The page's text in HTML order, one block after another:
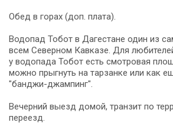
Обед в горах (доп. плата).
Водопад Тобот в Дагестане один из
всем Северном Кавказе. Для
у водопада Тобот есть смотровая
можно прыгнуть на тарзанке или как
"банджи-джампинг".
Вечерний выезд домой, транзит по
переезд.